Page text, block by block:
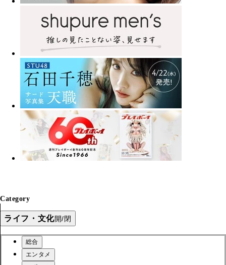
Category
ライフ・文化開/閉
総合
エンタメ